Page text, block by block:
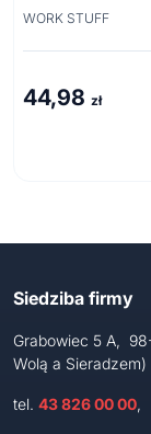
Brush 45cm
WORK STUFF
44,98 zł
Siedziba firmy
Grabowiec 5 A,
Wolą a Sieradzem)
tel. 43 826 00 00,